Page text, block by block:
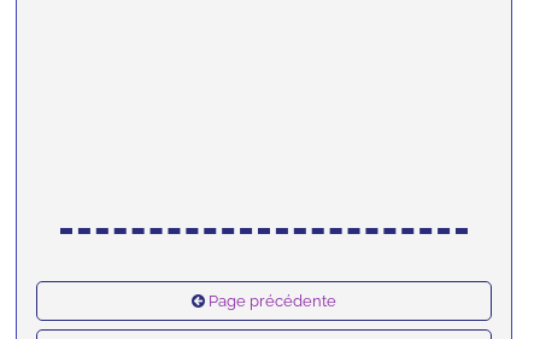
Page précédente